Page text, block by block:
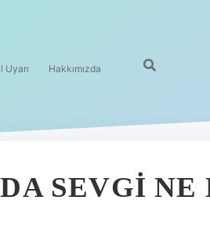
Uyarı Hakkımızda
SEVGI NE